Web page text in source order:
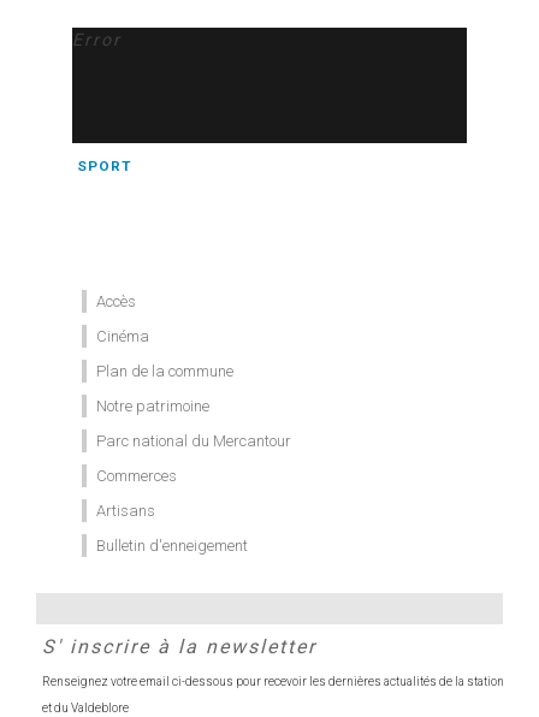
Error
SPORT
Accès
Cinéma
Plan de la commune
Notre patrimoine
Parc national du Mercantour
Commerces
Artisans
Bulletin d'enneigement
S' inscrire à la newsletter
Renseignez votre email ci-dessous pour recevoir les dernières actualités de la station
et du Valdeblore